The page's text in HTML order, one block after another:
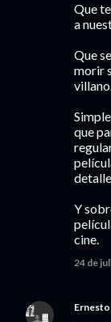
Que
a
Que
morir
que
Y
cine.
24 de